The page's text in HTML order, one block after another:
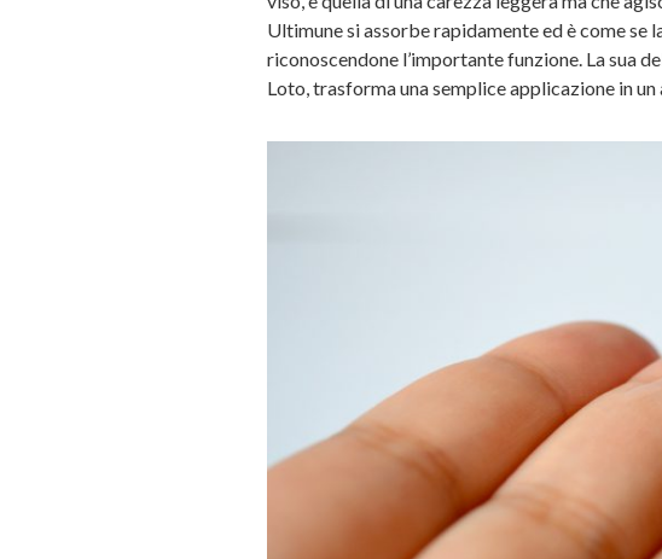
Ultimune si assorbe rapidamente ed è come se
riconoscendone l’importante funzione. La sua
Loto, trasforma una semplice applicazione in